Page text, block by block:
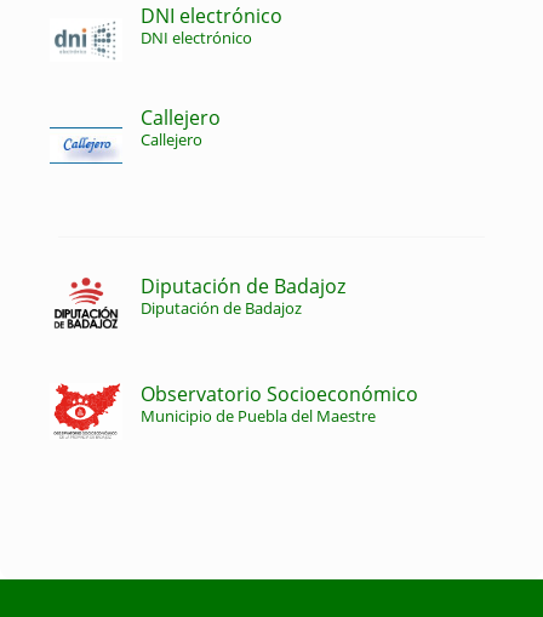
DNI electrónico
DNI electrónico
Callejero
Callejero
Diputación de Badajoz
Diputación de Badajoz
Observatorio Socioeconómico
Municipio de Puebla del Maestre